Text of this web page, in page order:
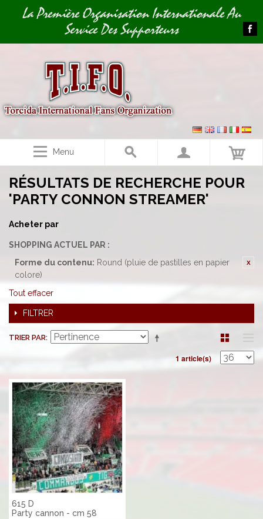
Image 01La Première Organisation Internationale Au
Service Des Supporteurs
Menu
RÉSULTATS DE RECHERCHE POUR
'PARTY CONNON STREAMER'
Acheter par
SHOPPING ACTUEL PAR :
Forme du contenu: Round (pluie de pastilles en papier
colore)
Tout effacer
FILTRER
TRIER PAR
1 article(s)
615 D
Party cannon - cm 58